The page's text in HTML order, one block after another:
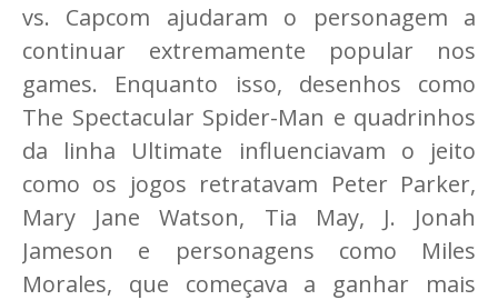
vs. Capcom ajudaram o personagem a
continuar extremamente popular nos
games. Enquanto isso, desenhos como
The Spectacular Spider-Man e quadrinhos
da linha Ultimate influenciavam o jeito
como os jogos retratavam Peter Parker,
Mary Jane Watson, Tia May, J. Jonah
Jameson e personagens como Miles
Morales, que começava a ganhar mais